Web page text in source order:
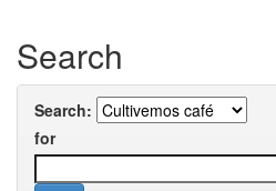
Search
Search:
for